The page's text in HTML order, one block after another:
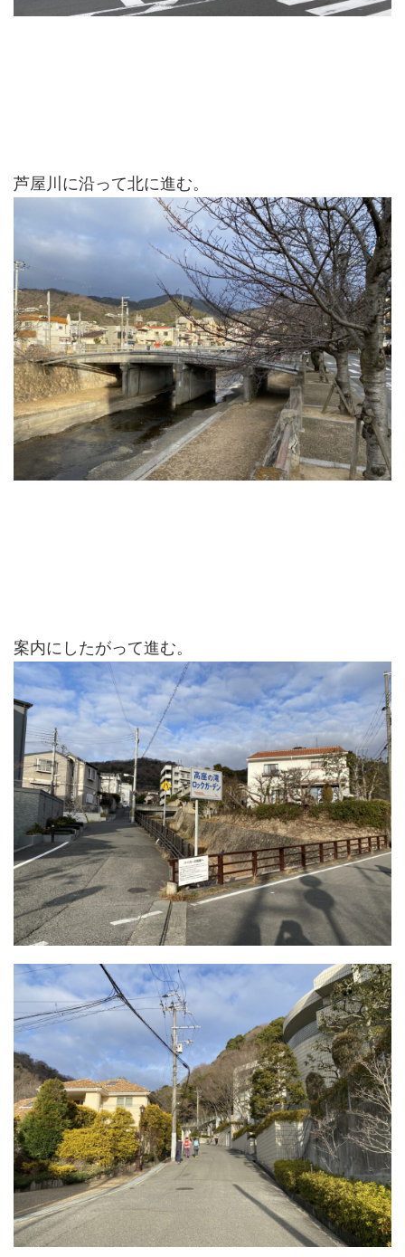
芦屋川に沿って北に進む。
案内にしたがって進む。